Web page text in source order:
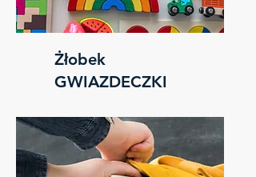
Żłobek
GWIAZDECZKI